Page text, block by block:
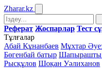
Zharar.kz
Реферат Жоспарлар Тест
Тұлғалар
Абай Құнанбаев Мұхтар
Бөгенбай батыр Шапырашты
Рысқұлов Шоқан Уәлиханов